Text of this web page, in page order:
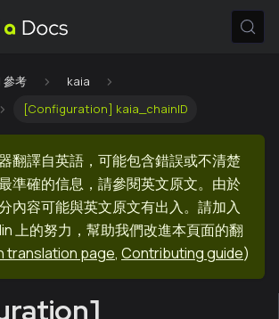
參考
kaia
[Configuration] kaia_chainID
翻譯自英語，可能包含錯誤或不清楚
準確的信息，請參閱英文原文。由於
內容可能與英文原文有出入。請加入
上的努力，幫助我們改進本頁面的翻
translation page, Contributing guide)